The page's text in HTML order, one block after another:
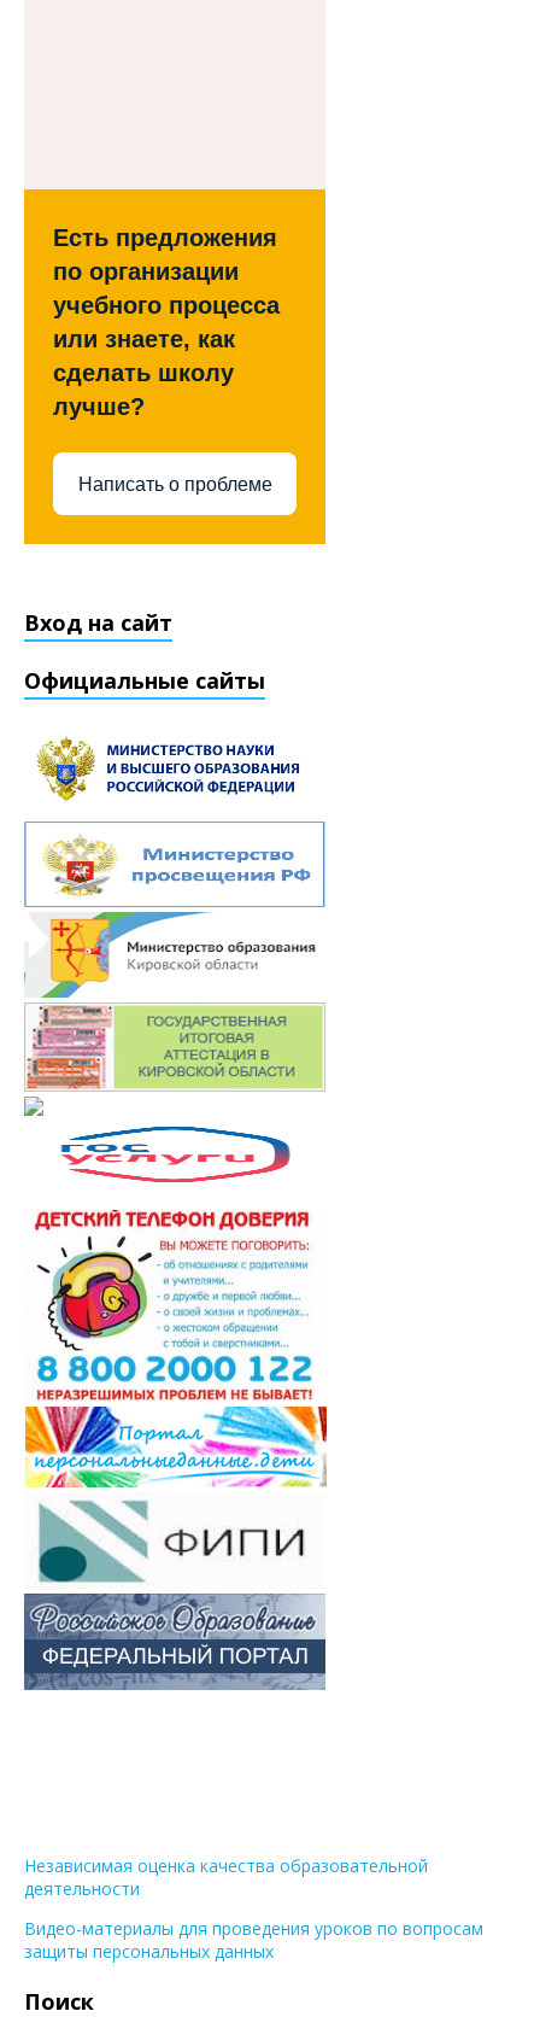
Есть предложения
по организации
учебного процесса
или знаете, как
сделать школу
лучше?
Написать о проблеме
Вход на сайт
Официальные сайты
Независимая оценка качества образовательной
деятельности
Видео-материалы для проведения уроков по вопросам
защиты персональных данных
Поиск